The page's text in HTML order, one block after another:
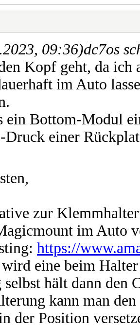
09:36)dc7os
Kopf geht, da ich
im Auto
ein Bottom-Modul
Druck einer
zur
im Auto
https://
wird eine beim
hält dann den
kann man
der Position